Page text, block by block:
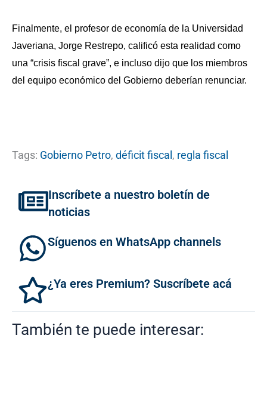
Finalmente, el profesor de economía de la Universidad
Javeriana, Jorge Restrepo, calificó esta realidad como
una “crisis fiscal grave”, e incluso dijo que los miembros
del equipo económico del Gobierno deberían renunciar.
Tags: Gobierno Petro, déficit fiscal, regla fiscal
Inscríbete a nuestro boletín de
noticias
Síguenos en WhatsApp channels
¿Ya eres Premium? Suscríbete acá
También te puede interesar: